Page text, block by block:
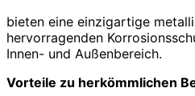
bieten eine einzigartige
hervorragenden
Innen- und Außenbereich.
Vorteile zu herkömmlichen